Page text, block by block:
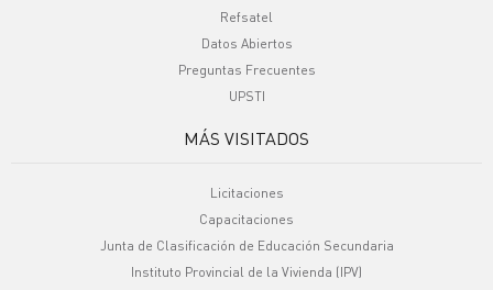
Refsatel
Datos Abiertos
Preguntas Frecuentes
UPSTI
MÁS VISITADOS
Licitaciones
Capacitaciones
Junta de Clasificación de Educación Secundaria
Instituto Provincial de la Vivienda (IPV)